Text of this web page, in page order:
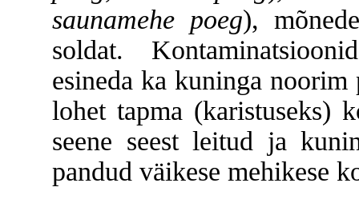
saunamehe poeg),
soldat.
esineda ka kuninga
lohet tapma (karistuseks)
seene seest leitud ja
pandud väikese mehikese